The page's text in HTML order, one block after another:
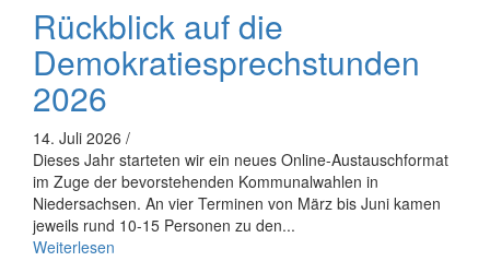
Rückblick auf die
Demokratiesprechstunden
2026
14. Juli 2026 /
Dieses Jahr starteten wir ein neues Online-Austauschformat
im Zuge der bevorstehenden Kommunalwahlen in
Niedersachsen. An vier Terminen von März bis Juni kamen
jeweils rund 10-15 Personen zu den...
Weiterlesen